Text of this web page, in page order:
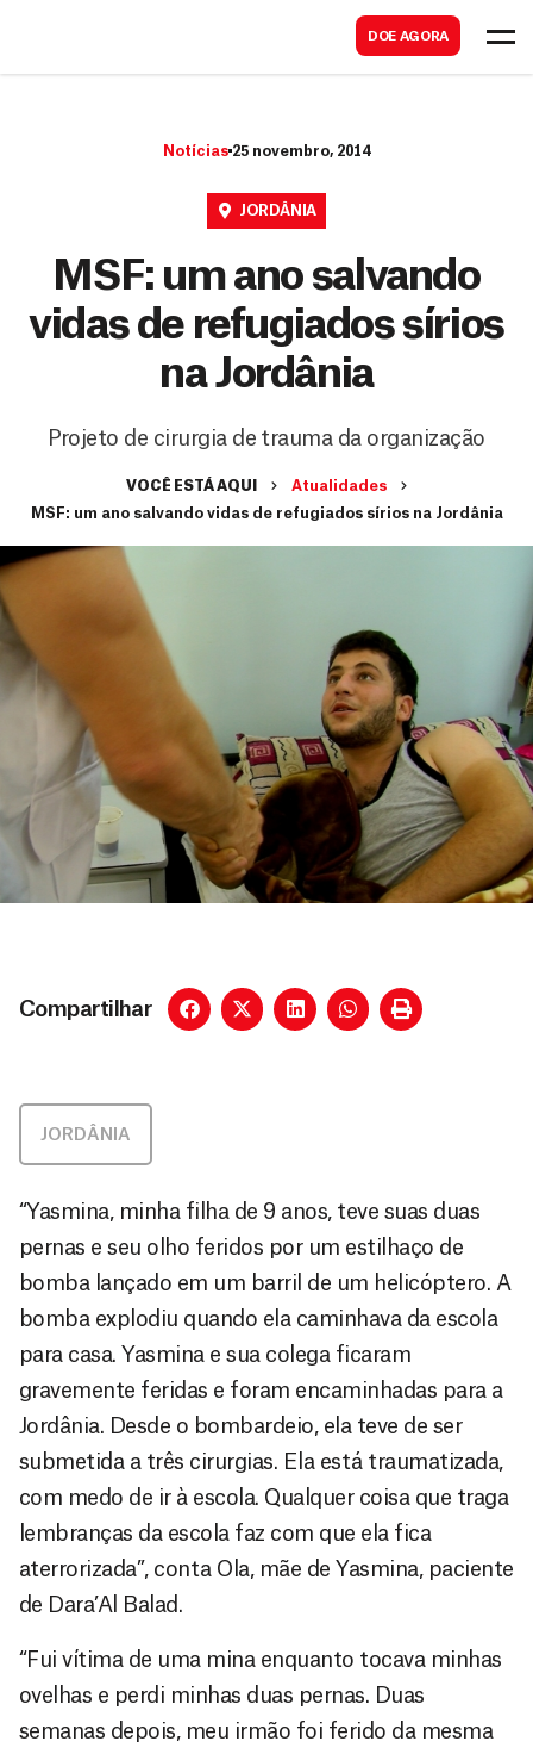
DOE AGORA
Notícias 25 novembro, 2014
JORDÂNIA
MSF: um ano salvando
vidas de refugiados sírios
na Jordânia
Projeto de cirurgia de trauma da organização
VOCÊ ESTÁ AQUI
Atualidades
MSF: um ano salvando vidas de refugiados sírios na Jordânia
Compartilhar
JORDÂNIA
“Yasmina, minha filha de 9 anos, teve suas duas
pernas e seu olho feridos por um estilhaço de
bomba lançado em um barril de um helicóptero. A
bomba explodiu quando ela caminhava da escola
para casa. Yasmina e sua colega ficaram
gravemente feridas e foram encaminhadas para a
Jordânia. Desde o bombardeio, ela teve de ser
submetida a três cirurgias. Ela está traumatizada,
com medo de ir à escola. Qualquer coisa que traga
lembranças da escola faz com que ela fica
aterrorizada”, conta Ola, mãe de Yasmina, paciente
de Dara’Al Balad.
“Fui vítima de uma mina enquanto tocava minhas
ovelhas e perdi minhas duas pernas. Duas
semanas depois, meu irmão foi ferido da mesma
a
r